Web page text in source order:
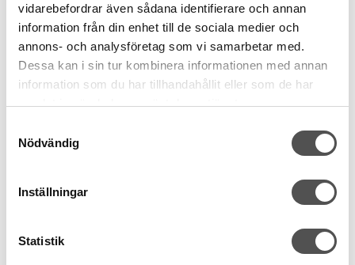
vidarebefordrar även sådana identifierare och annan
information från din enhet till de sociala medier och
annons- och analysföretag som vi samarbetar med.
Dessa kan i sin tur kombinera informationen med annan
information som du har tillhandahållit eller som de har
samlat in när du har använt deras tjänster.
Nödvändig
Inställningar
Statistik
KÖP
Finns i lager